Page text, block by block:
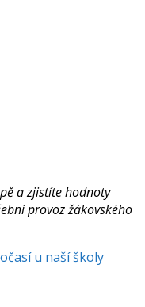
a zjistíte hodnoty
provoz žákovského
u naší školy